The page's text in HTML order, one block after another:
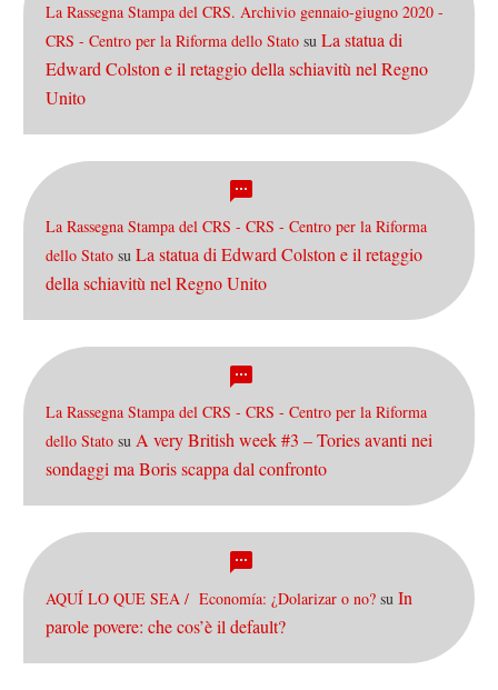
La Rassegna Stampa del CRS. Archivio gennaio-giugno 2020 -
CRS - Centro per la Riforma dello Stato su La statua di
Edward Colston e il retaggio della schiavitù nel Regno
Unito
La Rassegna Stampa del CRS - CRS - Centro per la Riforma
dello Stato su La statua di Edward Colston e il retaggio
della schiavitù nel Regno Unito
La Rassegna Stampa del CRS - CRS - Centro per la Riforma
dello Stato su A very British week #3 – Tories avanti nei
sondaggi ma Boris scappa dal confronto
AQUÍ LO QUE SEA / Economía: ¿Dolarizar o no? su In
parole povere: che cos’è il default?